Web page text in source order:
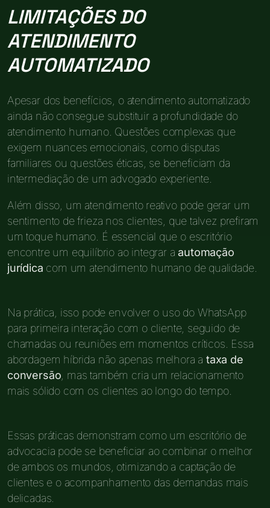
LIMITAÇÕES DO
ATENDIMENTO
AUTOMATIZADO
Apesar dos benefícios, o atendimento automatizado
ainda não consegue substituir a profundidade do
atendimento humano. Questões complexas que
exigem nuances emocionais, como disputas
familiares ou questões éticas, se beneficiam da
intermediação de um advogado experiente.
Além disso, um atendimento reativo pode gerar um
sentimento de frieza nos clientes, que talvez prefiram
um toque humano. É essencial que o escritório
encontre um equilíbrio ao integrar aautomação
jurídica com um atendimento humano de qualidade.
Na prática, isso pode envolver o uso do WhatsApp
para primeira interação com o cliente, seguido de
chamadas ou reuniões em momentos críticos. Essa
abordagem híbrida não apenas melhora a taxa de
conversão , mas também cria um relacionamento
mais sólido com os clientes ao longo do tempo.
Essas práticas demonstram como um escritório de
advocacia pode se beneficiar ao combinar o melhor
de ambos os mundos, otimizando a captação de
clientes e o acompanhamento das demandas mais
delicadas.